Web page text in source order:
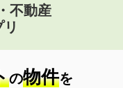
不動産
の物件を